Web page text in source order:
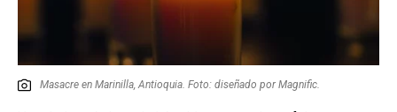
Masacre en Marinilla, Antioquia. Foto: diseñado por Magnific.